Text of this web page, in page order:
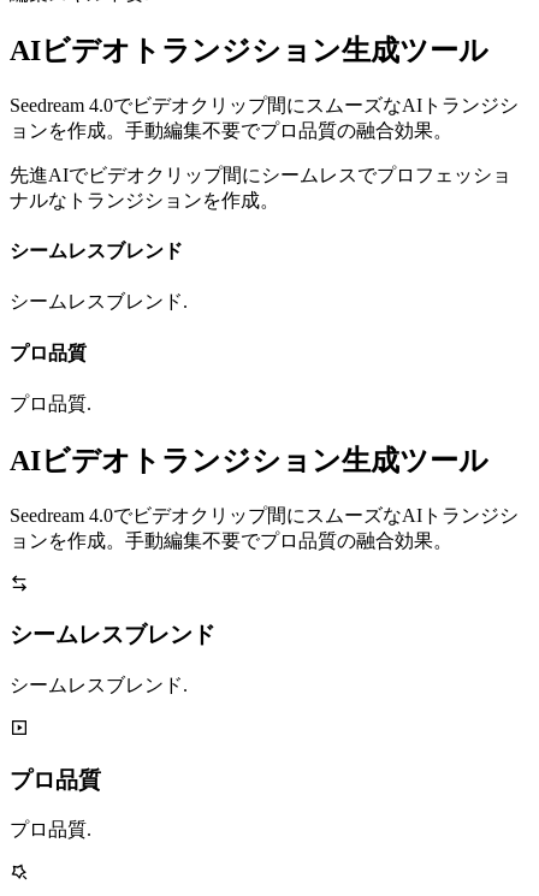
AIビデオトランジション生成ツール
Seedream 4.0でビデオクリップ間にスムーズなAIトランジシ
ョンを作成。手動編集不要でプロ品質の融合効果。
先進AIでビデオクリップ間にシームレスでプロフェッショ
ナルなトランジションを作成。
シームレスブレンド
シームレスブレンド.
プロ品質
プロ品質.
AIビデオトランジション生成ツール
Seedream 4.0でビデオクリップ間にスムーズなAIトランジシ
ョンを作成。手動編集不要でプロ品質の融合効果。
シームレスブレンド
シームレスブレンド.
プロ品質
プロ品質.